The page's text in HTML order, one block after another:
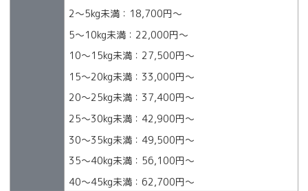
2～5kg未満：18,700円〜
5～10kg未満：22,000円〜
10～15kg未満：27,500円〜
15～20kg未満：33,000円〜
20～25kg未満：37,400円〜
25～30kg未満：42,900円〜
30～35kg未満：49,500円〜
35～40kg未満：56,100円〜
40～45kg未満：62,700円〜